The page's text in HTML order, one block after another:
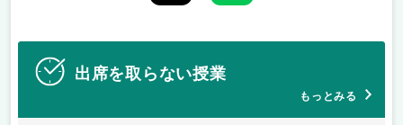
出席を取らない授業
もっとみる